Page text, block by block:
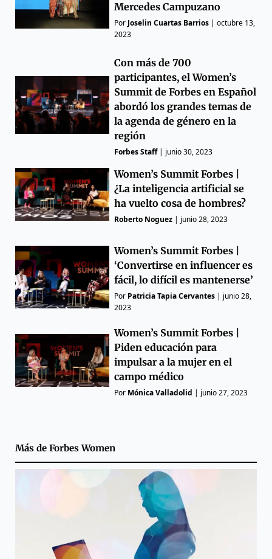
Mercedes Campuzano
Por Joselin Cuartas Barrios |octubre 13,
2023
Con más de 700
participantes, el Women’s
Summit de Forbes en Español
abordó los grandes temas de
la agenda de género en la
región
Forbes Staff| junio 30, 2023
Women’s Summit Forbes |
¿La inteligencia artificial se
ha vuelto cosa de hombres?
Roberto Noguez | junio 28, 2023
Women’s Summit Forbes |
‘Convertirse en influencer es
fácil, lo difícil es mantenerse’
Por Patricia Tapia Cervantes | junio 28,
2023
Women’s Summit Forbes |
Piden educación para
impulsar a la mujer en el
campo médico
Por Mónica Valladolid | junio 27, 2023
Más de Forbes Women